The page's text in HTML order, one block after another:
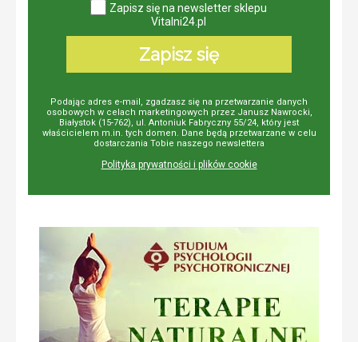
Zapisz się na newsletter sklepu
Vitalni24.pl
Zapisz się
Podając adres e-mail, zgadzasz się na przetwarzanie danych
osobowych w celach marketingowych przez Janusz Nawrocki,
Białystok (15-762), ul. Antoniuk Fabryczny 55/24, który jest
właścicielem m.in. tych domen. Dane będą przetwarzane w celu
dostarczania Tobie naszego newslettera
Polityka prywatności i plików cookie